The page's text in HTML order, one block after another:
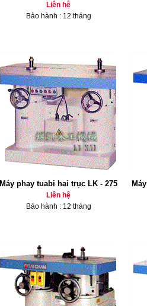
Liên hệ
Bảo hành : 12 tháng
Máy phay tuabi hai trục LK - 275
Liên hệ
Bảo hành : 12 tháng